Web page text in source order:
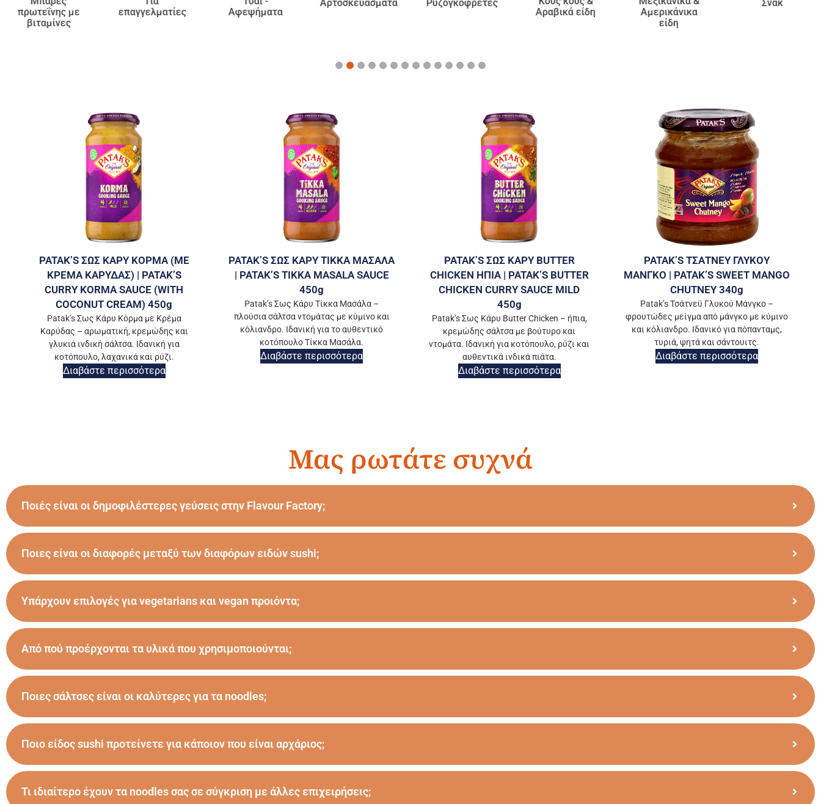
πρωτεΐνης με
βιταμίνες
επαγγελματίες
Αφεψήματα
Αρτοσκευάσματα Ρυζογκοφρέτες
Αραβικά είδη
Αμερικάνικα
είδη
Σνακ
PATAK’S ΣΩΣ ΚΑΡΥ ΚΟΡΜΑ (ΜΕ
ΚΡΕΜΑ ΚΑΡΥΔΑΣ) | PATAK’S
CURRY KORMA SAUCE (WITH
COCONUT CREAM) 450g
Patak’s Σως Κάρυ Κόρμα με Κρέμα
Καρύδας – αρωματική, κρεμώδης και
γλυκιά ινδική σάλτσα. Ιδανική για
κοτόπουλο, λαχανικά και ρύζι.
Διαβάστε περισσότερα
PATAK’S ΣΩΣ ΚΑΡΥ ΤΙΚΚΑ ΜΑΣΑΛΑ
| PATAK’S TIKKA MASALA SAUCE
450g
Patak’s Σως Κάρυ Τίκκα Μασάλα –
πλούσια σάλτσα ντομάτας με κύμινο και
κόλιανδρο. Ιδανική για το αυθεντικό
κοτόπουλο Τίκκα Μασάλα.
Διαβάστε περισσότερα
PATAK’S ΣΩΣ ΚΑΡΥ BUTTER
CHICKEN ΗΠΙΑ | PATAK’S BUTTER
CHICKEN CURRY SAUCE MILD
450g
Patak’s Σως Κάρυ Butter Chicken – ήπια,
κρεμώδης σάλτσα με βούτυρο και
ντομάτα. Ιδανική για κοτόπουλο, ρύζι και
αυθεντικά ινδικά πιάτα.
Διαβάστε περισσότερα
PATAK’S ΤΣΑΤΝΕΥ ΓΛΥΚΟΥ
ΜΑΝΓΚΟ | PATAK’S SWEET MANGO
CHUTNEY 340g
Patak’s Τσάτνεϋ Γλυκού Μάνγκο –
φρουτώδες μείγμα από μάνγκο με κύμινο
και κόλιανδρο. Ιδανικό για πόπανταμς,
τυριά, ψητά και σάντουιτς.
Διαβάστε περισσότερα
Μας ρωτάτε συχνά
Ποιές είναι οι δημοφιλέστερες γεύσεις στην Flavour Factory;
Ποιες είναι οι διαφορές μεταξύ των διαφόρων ειδών sushi;
Υπάρχουν επιλογές για vegetarians και vegan προιόντα;
Από πού προέρχονται τα υλικά που χρησιμοποιούνται;
Ποιες σάλτσες είναι οι καλύτερες για τα noodles;
Ποιο είδος sushi προτείνετε για κάποιον που είναι αρχάριος;
Τι ιδιαίτερο έχουν τα noodles σας σε σύγκριση με άλλες επιχειρήσεις;